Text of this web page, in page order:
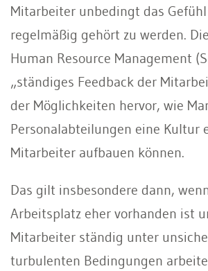
Mitarbeiter unbedingt das
regelmäßig gehört zu werden.
Human Resource Management
„ständiges Feedback der
der Möglichkeiten hervor, wie
Personalabteilungen eine Kultur
Mitarbeiter aufbauen können.
Das gilt insbesondere dann,
Arbeitsplatz eher vorhanden ist
Mitarbeiter ständig unter
turbulenten Bedingungen